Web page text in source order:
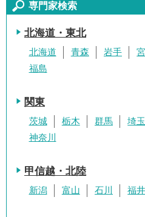
専門家検索
北海道・東北
北海道 青森 岩手
福島
関東
茨城 栃木 群馬 埼玉
神奈川
甲信越・北陸
新潟 富山 石川 福井